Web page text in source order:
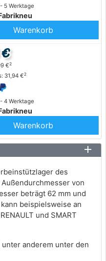
5 Werktage
Warenkorb
4 Werktage
€2
31,94 €2
Warenkorb
des
von
beträgt 62 mm und
beispielsweise an
und SMART
anderem unter den